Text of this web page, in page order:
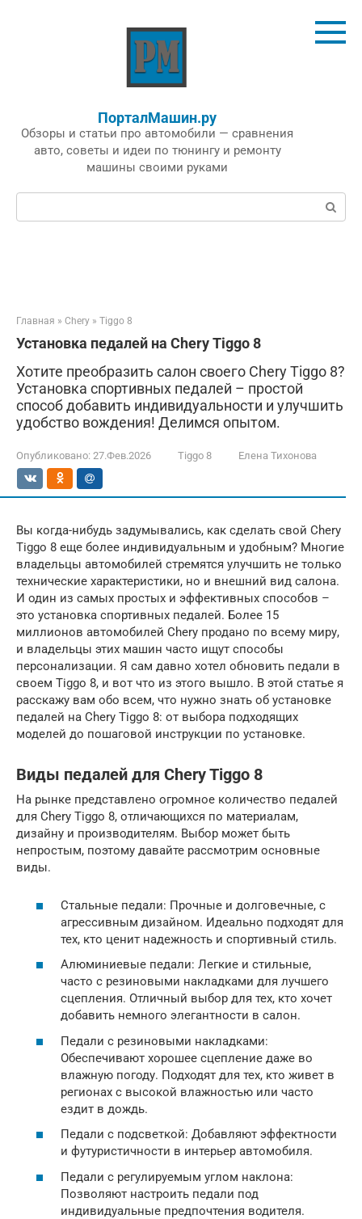
ПорталМашин.ру
Обзоры и статьи про автомобили — сравнения
авто, советы и идеи по тюнингу и ремонту
машины своими руками
Поиск:
Главная » Chery » Tiggo 8
Установка педалей на Chery Tiggo 8
Хотите преобразить салон своего Chery Tiggo 8?
Установка спортивных педалей – простой
способ добавить индивидуальности и улучшить
удобство вождения! Делимся опытом.
Опубликовано: 27.Фев.2026 Tiggo 8 Елена Тихонова
Вы когда-нибудь задумывались, как сделать свой Chery
Tiggo 8 еще более индивидуальным и удобным? Многие
владельцы автомобилей стремятся улучшить не только
технические характеристики, но и внешний вид салона.
И один из самых простых и эффективных способов –
это установка спортивных педалей. Более 15
миллионов автомобилей Chery продано по всему миру,
и владельцы этих машин часто ищут способы
персонализации. Я сам давно хотел обновить педали в
своем Tiggo 8, и вот что из этого вышло. В этой статье я
расскажу вам обо всем, что нужно знать об установке
педалей на Chery Tiggo 8: от выбора подходящих
моделей до пошаговой инструкции по установке.
Виды педалей для Chery Tiggo 8
На рынке представлено огромное количество педалей
для Chery Tiggo 8, отличающихся по материалам,
дизайну и производителям. Выбор может быть
непростым, поэтому давайте рассмотрим основные
виды.
Стальные педали: Прочные и долговечные, с
агрессивным дизайном. Идеально подходят для
тех, кто ценит надежность и спортивный стиль.
Алюминиевые педали: Легкие и стильные,
часто с резиновыми накладками для лучшего
сцепления. Отличный выбор для тех, кто хочет
добавить немного элегантности в салон.
Педали с резиновыми накладками:
Обеспечивают хорошее сцепление даже во
влажную погоду. Подходят для тех, кто живет в
регионах с высокой влажностью или часто
ездит в дождь.
Педали с подсветкой: Добавляют эффектности
и футуристичности в интерьер автомобиля.
Педали с регулируемым углом наклона:
Позволяют настроить педали под
индивидуальные предпочтения водителя.